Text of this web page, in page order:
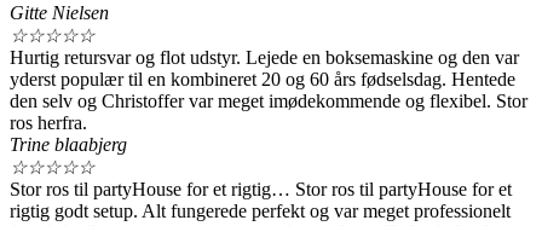
Gitte Nielsen
☆☆☆☆☆
Hurtig retursvar og flot udstyr. Lejede en boksemaskine og den var
yderst populær til en kombineret 20 og 60 års fødselsdag. Hentede
den selv og Christoffer var meget imødekommende og flexibel. Stor
ros herfra.
Trine blaabjerg
☆☆☆☆☆
Stor ros til partyHouse for et rigtig… Stor ros til partyHouse for et
rigtig godt setup. Alt fungerede perfekt og var meget professionelt